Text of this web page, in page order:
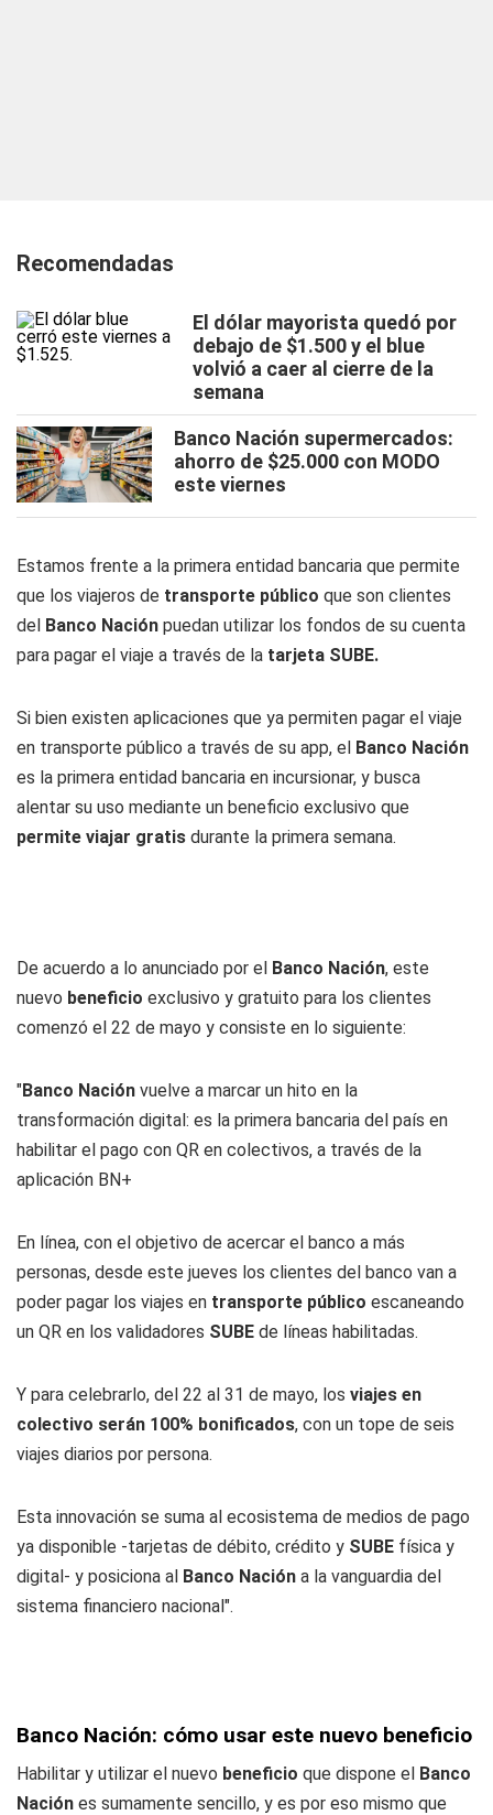
Recomendadas
El dólar mayorista quedó por
debajo de $1.500 y el blue
volvió a caer al cierre de la
semana
Banco Nación supermercados:
ahorro de $25.000 con MODO
este viernes
Estamos frente a la primera entidad bancaria que permite
que los viajeros de transporte público que son clientes
del Banco Nación puedan utilizar los fondos de su cuenta
para pagar el viaje a través de la tarjeta SUBE.
Si bien existen aplicaciones que ya permiten pagar el viaje
en transporte público a través de su app, el Banco Nación
es la primera entidad bancaria en incursionar, y busca
alentar su uso mediante un beneficio exclusivo que
permite viajar gratis durante la primera semana.
De acuerdo a lo anunciado por el Banco Nación, este
nuevo beneficio exclusivo y gratuito para los clientes
comenzó el 22 de mayo y consiste en lo siguiente:
"Banco Nación vuelve a marcar un hito en la
transformación digital: es la primera bancaria del país en
habilitar el pago con QR en colectivos, a través de la
aplicación BN+
En línea, con el objetivo de acercar el banco a más
personas, desde este jueves los clientes del banco van a
poder pagar los viajes en transporte público escaneando
un QR en los validadores SUBE de líneas habilitadas.
Y para celebrarlo, del 22 al 31 de mayo, los viajes en
colectivo serán 100% bonificados, con un tope de seis
viajes diarios por persona.
Esta innovación se suma al ecosistema de medios de pago
ya disponible -tarjetas de débito, crédito y SUBE física y
digital- y posiciona al Banco Nación a la vanguardia del
sistema financiero nacional".
Banco Nación: cómo usar este nuevo beneficio
Habilitar y utilizar el nuevo beneficio que dispone el Banco
Nación es sumamente sencillo, y es por eso mismo que